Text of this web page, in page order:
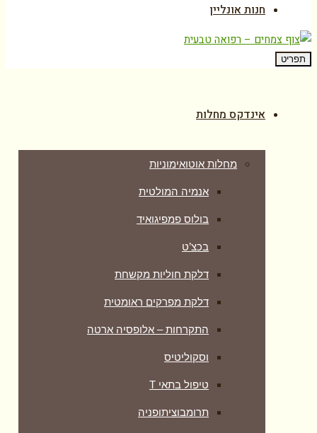
חנות אונליין
תפריט
אינדקס מחלות
מחלות אוטואימוניות
אנמיה המולטית
בולוס פמפיגואיד
בכצ’ט
דלקת חוליות מקשחת
דלקת מפרקים ראומטית
התקרחות – אלופסיה ארטה
וסקוליטיס
טיפול בתאי T
תרומבוציתופניה